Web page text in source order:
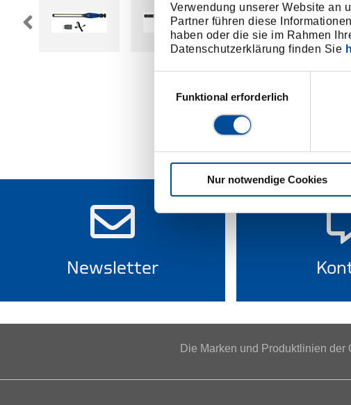
Verwendung unserer Website an
Partner führen diese
haben oder die sie im Rahmen
Datenschutzerklärung finden Sie
Funktional erforderlich
Nur notwendige Cookies
Newsletter
Die Marken und Produktlinien der